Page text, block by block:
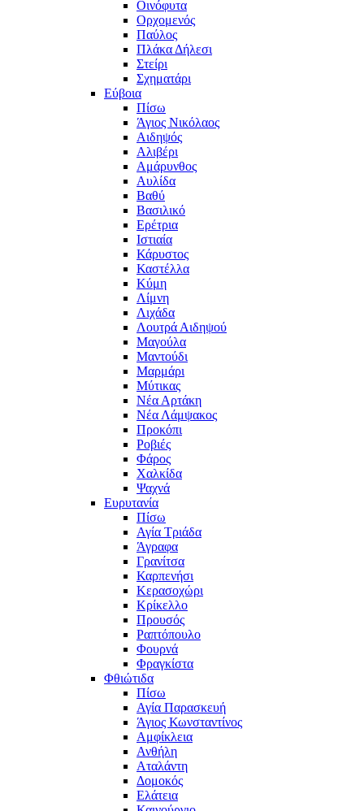
Οινόφυτα
Ορχομενός
Παύλος
Πλάκα Δήλεσι
Στείρι
Σχηματάρι
Εύβοια
Πίσω
Άγιος Νικόλαος
Αιδηψός
Αλιβέρι
Αμάρυνθος
Αυλίδα
Βαθύ
Βασιλικό
Ερέτρια
Ιστιαία
Κάρυστος
Καστέλλα
Κύμη
Λίμνη
Λιχάδα
Λουτρά Αιδηψού
Μαγούλα
Μαντούδι
Μαρμάρι
Μύτικας
Νέα Αρτάκη
Νέα Λάμψακος
Προκόπι
Ροβιές
Φάρος
Χαλκίδα
Ψαχνά
Ευρυτανία
Πίσω
Αγία Τριάδα
Άγραφα
Γρανίτσα
Καρπενήσι
Κερασοχώρι
Κρίκελλο
Προυσός
Ραπτόπουλο
Φουρνά
Φραγκίστα
Φθιώτιδα
Πίσω
Αγία Παρασκευή
Άγιος Κωνσταντίνος
Αμφίκλεια
Ανθήλη
Αταλάντη
Δομοκός
Ελάτεια